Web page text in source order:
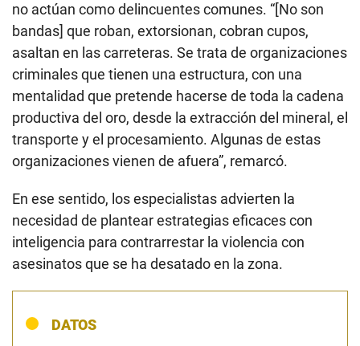
no actúan como delincuentes comunes. “[No son
bandas] que roban, extorsionan, cobran cupos,
asaltan en las carreteras. Se trata de organizaciones
criminales que tienen una estructura, con una
mentalidad que pretende hacerse de toda la cadena
productiva del oro, desde la extracción del mineral, el
transporte y el procesamiento. Algunas de estas
organizaciones vienen de afuera”, remarcó.
En ese sentido, los especialistas advierten la
necesidad de plantear estrategias eficaces con
inteligencia para contrarrestar la violencia con
asesinatos que se ha desatado en la zona.
DATOS